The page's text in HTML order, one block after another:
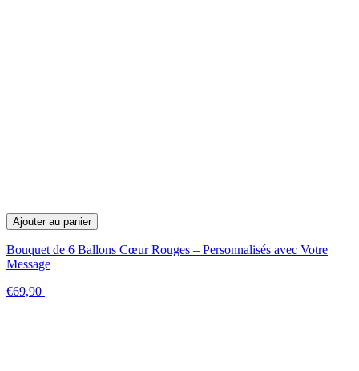
Ajouter au panier
Bouquet de 6 Ballons Cœur Rouges – Personnalisés avec Votre
Message
€69,90